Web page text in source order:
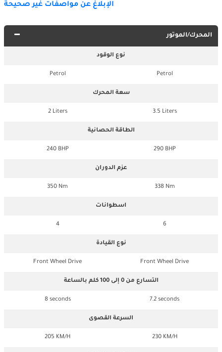
الإبلاغ عن مواصفات غير صحيحة
المحرك/الموتور
نوع الوقود
Petrol
Petrol
سعة المحرك
3.5 Liters
2 Liters
الطاقة الحصانية
290 BHP
240 BHP
عزم الدوران
338 Nm
350 Nm
اسطوانات
6
4
نوع القيادة
Front Wheel Drive
Front Wheel Drive
التسارع من 0 إلى 100 كلم بالساعة
7.2 seconds
8 seconds
السرعة القصوى
230 KM/H
205 KM/H